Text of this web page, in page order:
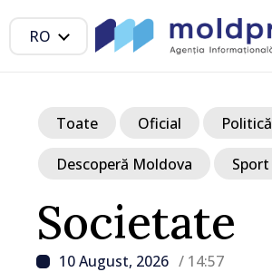
RO
Societate
10 August, 2026 / 14:57
Toate Oficial Politică
Descoperă Moldova Sport